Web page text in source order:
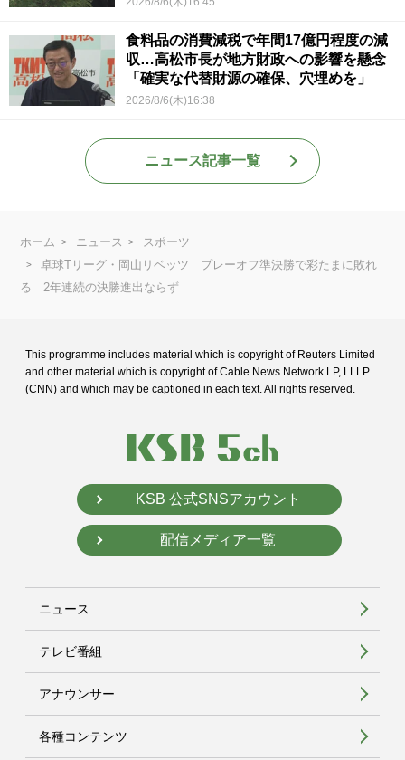
食料品の消費減税で年間17億円程度の減
収…高松市長が地方財政への影響を懸念
「確実な代替財源の確保、穴埋めを」
2026/8/6(木)16:38
ニュース記事一覧
ホーム ニュース
スポーツ
卓球Tリーグ・岡山リベッツ プレーオフ準決勝で彩たまに敗れ
る 2年連続の決勝進出ならず
This programme includes material which is copyright of Reuters Limited
and other material which is copyright of Cable News Network LP, LLLP
(CNN) and which may be captioned in each text. All rights reserved.
KSB 公式SNSアカウント
配信メディア一覧
ニュース
テレビ番組
アナウンサー
各種コンテンツ